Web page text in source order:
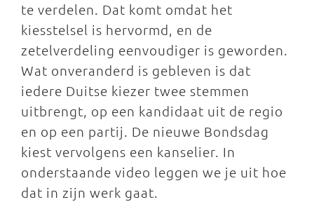
te verdelen. Dat komt omdat het
kiesstelsel is hervormd, en de
zetelverdeling eenvoudiger is geworden.
Wat onveranderd is gebleven is dat
iedere Duitse kiezer twee stemmen
uitbrengt, op een kandidaat uit de regio
en op een partij. De nieuwe Bondsdag
kiest vervolgens een kanselier. In
onderstaande video leggen we je uit hoe
dat in zijn werk gaat.